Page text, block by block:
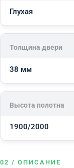
Глухая
Толщина двери
38 мм
Высота полотна
1900/2000
02 / ОПИСАНИЕ